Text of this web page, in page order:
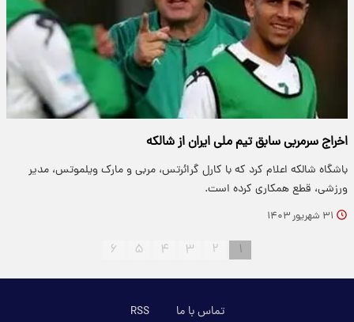
اخراج سرمربی سابق تیم ملی ایران از شالکه
باشگاه شالکه اعلام کرد که با کارل گرائرتس، مربی و مارک ویلموتس، مدیر
ورزشی، قطع همکاری کرده است.
۳۱ شهریور ۱۴۰۳
۱ ۲ ۳ ۴ ۵ ۶
تماس با ما RSS